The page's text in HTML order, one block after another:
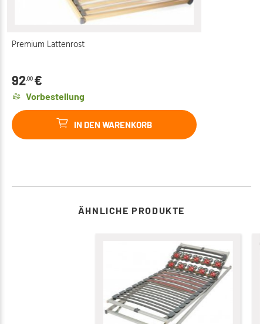
Premium Lattenrost
92,00 €
Vorbestellung
IN DEN WARENKORB
ÄHNLICHE PRODUKTE